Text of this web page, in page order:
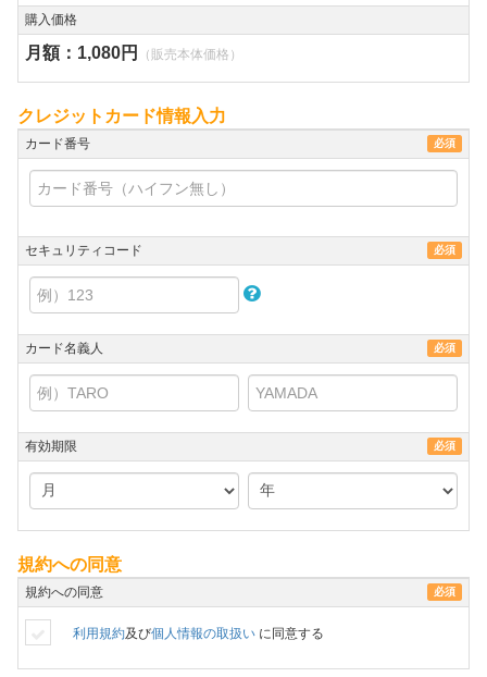
購入価格
月額：1,080円 （販売本体価格）
クレジットカード情報入力
カード番号 必須
セキュリティコード 必須
カード名義人 必須
有効期限 必須
規約への同意
規約への同意 必須
利用規約及び個人情報の取扱い に同意する